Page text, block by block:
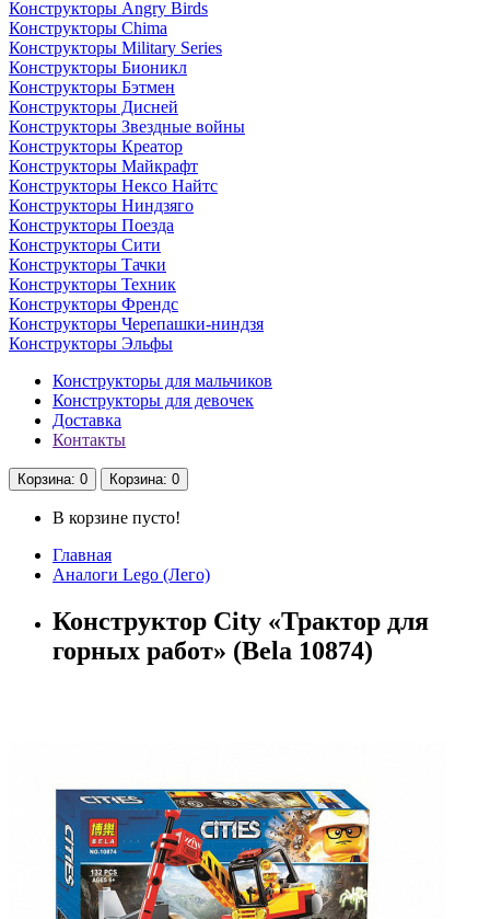
Конструкторы Angry Birds
Конструкторы Chima
Конструкторы Military Series
Конструкторы Бионикл
Конструкторы Бэтмен
Конструкторы Дисней
Конструкторы Звездные войны
Конструкторы Креатор
Конструкторы Майкрафт
Конструкторы Нексо Найтс
Конструкторы Ниндзяго
Конструкторы Поезда
Конструкторы Сити
Конструкторы Тачки
Конструкторы Техник
Конструкторы Френдс
Конструкторы Черепашки-ниндзя
Конструкторы Эльфы
Конструкторы для мальчиков
Конструкторы для девочек
Доставка
Контакты
Корзина: 0 Корзина: 0
В корзине пусто!
Главная
Аналоги Lego (Лего)
Конструктор City «Трактор для
горных работ» (Bela 10874)